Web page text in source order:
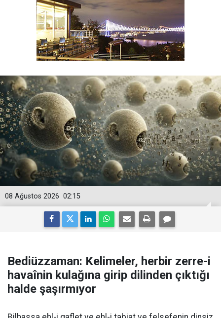
02:15
08 Ağustos 2026
Bediüzzaman: Kelimeler, herbir zerre-i
havaînin kulağına girip dilinden çıktığı
halde şaşırmıyor